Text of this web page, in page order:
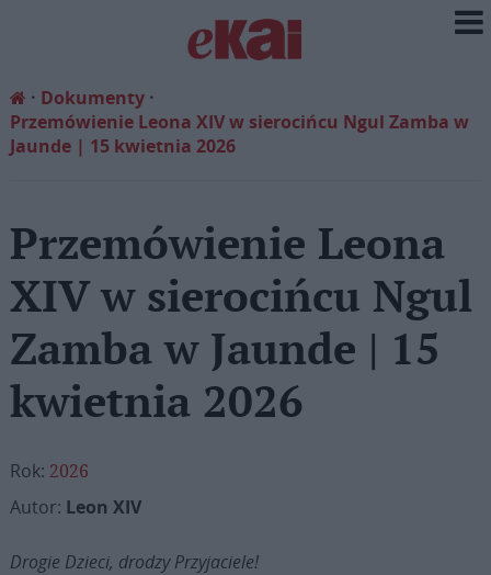
Dokumenty
Przemówienie Leona XIV w sierocińcu Ngul Zamba w
Jaunde | 15 kwietnia 2026
Przemówienie Leona
XIV w sierocińcu Ngul
Zamba w Jaunde | 15
kwietnia 2026
Rok: 2026
Autor: Leon XIV
Drogie Dzieci, drodzy Przyjaciele!